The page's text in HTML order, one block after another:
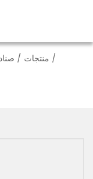
/ منتجات /